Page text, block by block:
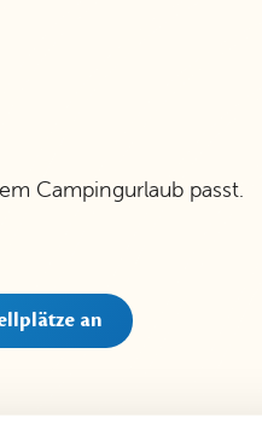
Campingurlaub passt.
an